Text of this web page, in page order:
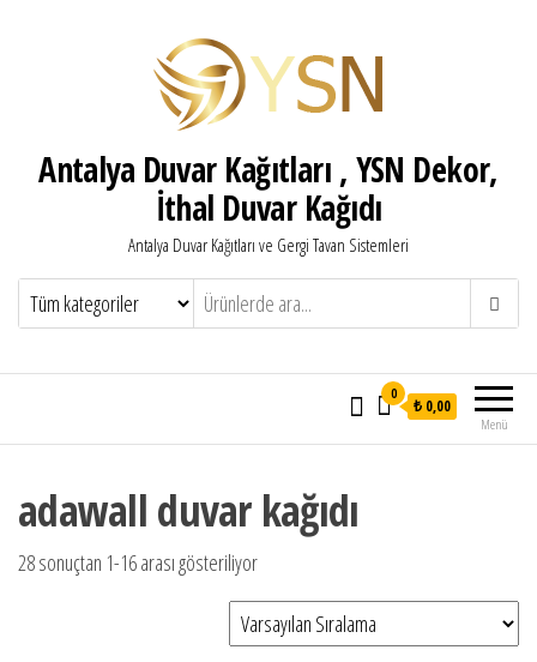
Antalya Duvar Kağıtları , YSN Dekor,
İthal Duvar Kağıdı
Antalya Duvar Kağıtları ve Gergi Tavan Sistemleri
Menü
0
₺ 0,00
adawall duvar kağıdı
28 sonuçtan 1-16 arası gösteriliyor